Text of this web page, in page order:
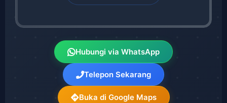
Hubungi via WhatsApp
Telepon Sekarang
Buka di Google Maps